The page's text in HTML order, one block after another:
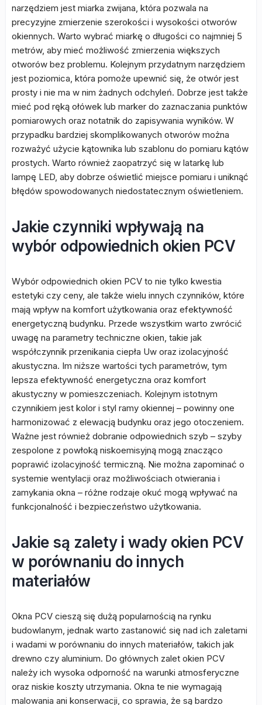
narzędziem jest miarka zwijana, która pozwala na
precyzyjne zmierzenie szerokości i wysokości otworów
okiennych. Warto wybrać miarkę o długości co najmniej 5
metrów, aby mieć możliwość zmierzenia większych
otworów bez problemu. Kolejnym przydatnym narzędziem
jest poziomica, która pomoże upewnić się, że otwór jest
prosty i nie ma w nim żadnych odchyleń. Dobrze jest także
mieć pod ręką ołówek lub marker do zaznaczania punktów
pomiarowych oraz notatnik do zapisywania wyników. W
przypadku bardziej skomplikowanych otworów można
rozważyć użycie kątownika lub szablonu do pomiaru kątów
prostych. Warto również zaopatrzyć się w latarkę lub
lampę LED, aby dobrze oświetlić miejsce pomiaru i uniknąć
błędów spowodowanych niedostatecznym oświetleniem.
Jakie czynniki wpływają na
wybór odpowiednich okien PCV
Wybór odpowiednich okien PCV to nie tylko kwestia
estetyki czy ceny, ale także wielu innych czynników, które
mają wpływ na komfort użytkowania oraz efektywność
energetyczną budynku. Przede wszystkim warto zwrócić
uwagę na parametry techniczne okien, takie jak
współczynnik przenikania ciepła Uw oraz izolacyjność
akustyczna. Im niższe wartości tych parametrów, tym
lepsza efektywność energetyczna oraz komfort
akustyczny w pomieszczeniach. Kolejnym istotnym
czynnikiem jest kolor i styl ramy okiennej – powinny one
harmonizować z elewacją budynku oraz jego otoczeniem.
Ważne jest również dobranie odpowiednich szyb – szyby
zespolone z powłoką niskoemisyjną mogą znacząco
poprawić izolacyjność termiczną. Nie można zapominać o
systemie wentylacji oraz możliwościach otwierania i
zamykania okna – różne rodzaje okuć mogą wpływać na
funkcjonalność i bezpieczeństwo użytkowania.
Jakie są zalety i wady okien PCV
w porównaniu do innych
materiałów
Okna PCV cieszą się dużą popularnością na rynku
budowlanym, jednak warto zastanowić się nad ich zaletami
i wadami w porównaniu do innych materiałów, takich jak
drewno czy aluminium. Do głównych zalet okien PCV
należy ich wysoka odporność na warunki atmosferyczne
oraz niskie koszty utrzymania. Okna te nie wymagają
malowania ani konserwacji, co sprawia, że są bardzo